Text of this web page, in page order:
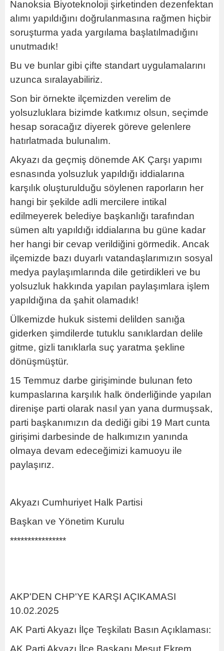
Nanoksia Biyoteknoloji şirketinden dezenfektan
alımı yapıldığını doğrulanmasına rağmen hiçbir
soruşturma yada yargılama başlatılmadığını
unutmadık!
Bu ve bunlar gibi çifte standart uygulamalarını
uzunca sıralayabiliriz.
Son bir örnekte ilçemizden verelim de
yolsuzluklara bizimde katkımız olsun, seçimde
hesap soracağız diyerek göreve gelenlere
hatırlatmada bulunalım.
Akyazı da geçmiş dönemde AK Çarşı yapımı
esnasında yolsuzluk yapıldığı iddialarına
karşılık oluşturulduğu söylenen raporların her
hangi bir şekilde adli mercilere intikal
edilmeyerek belediye başkanlığı tarafından
sümen altı yapıldığı iddialarına bu güne kadar
her hangi bir cevap verildiğini görmedik. Ancak
ilçemizde bazı duyarlı vatandaşlarımızın sosyal
medya paylaşımlarında dile getirdikleri ve bu
yolsuzluk hakkında yapılan paylaşımlara işlem
yapıldığına da şahit olamadık!
Ülkemizde hukuk sistemi delilden sanığa
giderken şimdilerde tutuklu sanıklardan delile
gitme, gizli tanıklarla suç yaratma şekline
dönüşmüştür.
15 Temmuz darbe girişiminde bulunan feto
kumpaslarına karşılık halk önderliğinde yapılan
direnişe parti olarak nasıl yan yana durmuşsak,
parti başkanımızın da dediği gibi 19 Mart cunta
girişimi darbesinde de halkımızın yanında
olmaya devam edeceğimizi kamuoyu ile
paylaşırız.
Akyazı Cumhuriyet Halk Partisi
Başkan ve Yönetim Kurulu
****************
AKP'DEN CHP'YE KARŞI AÇIKAMASI
10.02.2025
AK Parti Akyazı İlçe Teşkilatı Basın Açıklaması:
AK Parti Akyazı İlçe Başkanı Mesut Ekrem,